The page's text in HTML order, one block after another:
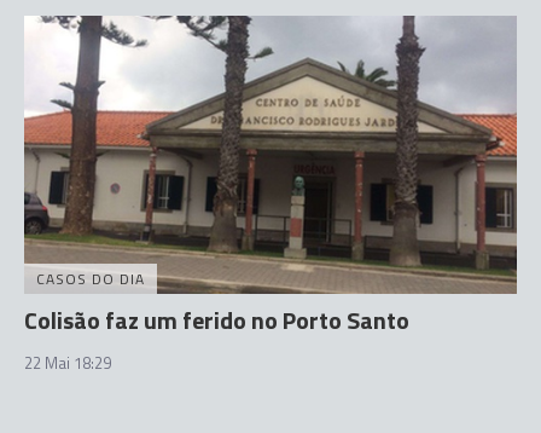
CASOS DO DIA
Colisão faz um ferido no Porto Santo
22 Mai 18:29